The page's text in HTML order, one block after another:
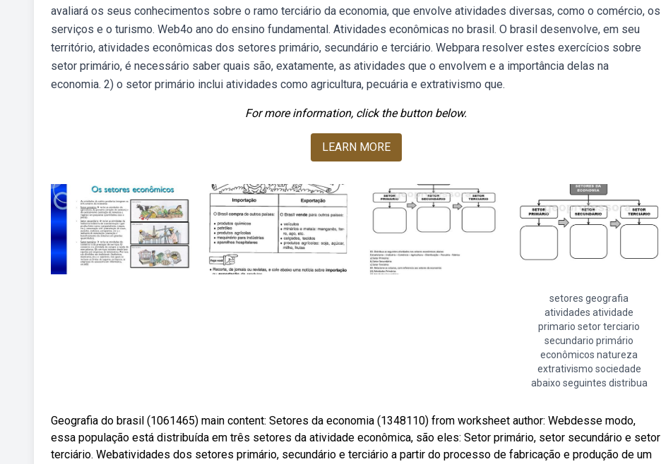
avaliará os seus conhecimentos sobre o ramo terciário da economia, que envolve atividades diversas, como o comércio, os
serviços e o turismo. Web4o ano do ensino fundamental. Atividades econômicas no brasil. O brasil desenvolve, em seu
território, atividades econômicas dos setores primário, secundário e terciário. Webpara resolver estes exercícios sobre
setor primário, é necessário saber quais são, exatamente, as atividades que o envolvem e a importância delas na
economia. 2) o setor primário inclui atividades como agricultura, pecuária e extrativismo que.
For more information, click the button below.
LEARN MORE
setores geografia
atividades atividade
primario setor terciario
secundario primário
econômicos natureza
extrativismo sociedade
abaixo seguintes distribua
Geografia do brasil (1061465) main content: Setores da economia (1348110) from worksheet author: Webdesse modo,
essa população está distribuída em três setores da atividade econômica, são eles: Setor primário, setor secundário e setor
terciário. Webatividades dos setores primário, secundário e terciário a partir do processo de fabricação e produção de um